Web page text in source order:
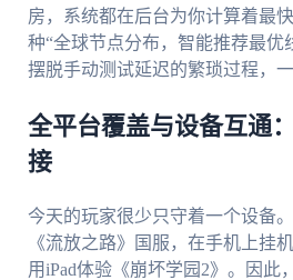
房，系统都在后台为你计算着最
种“全球节点分布，智能推荐最优
摆脱手动测试延迟的繁琐过程，
全平台覆盖与设备互通
接
今天的玩家很少只守着一个设备
《流放之路》国服，在手机上挂
用iPad体验《崩坏学园2》。因此